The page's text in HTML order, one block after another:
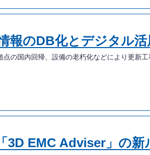
報のDB化とデジタル活
の国内回帰、設備の老朽化などにより更新
3D EMC Adviser」の新